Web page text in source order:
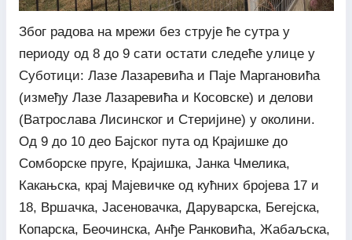
Због радова на мрежи без струје ће сутра у
периоду од 8 до 9 сати остати следеће улице у
Суботици: Лазе Лазаревића и Паје Маргановића
(између Лазе Лазаревића и Косовске) и делови
(Ватрослава Лисинског и Стеријине) у околини.
Од 9 до 10 део Бајског пута од Крајишке до
Сомборске пруге, Крајишка, Јанка Чмелика,
Какањска, крај Мајевичке од кућних бројева 17 и
18, Вршачка, Јасеновачка, Даруварска, Бегејска,
Копарска, Беочинска, Анђе Ранковића, Жабаљска,